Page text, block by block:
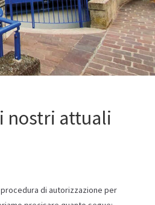
nostri attuali
procedura di autorizzazione per